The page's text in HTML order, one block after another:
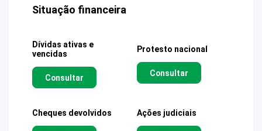
Situação financeira
Dívidas ativas e
vencidas
Consultar
Protesto nacional
Consultar
Cheques devolvidos Ações judiciais